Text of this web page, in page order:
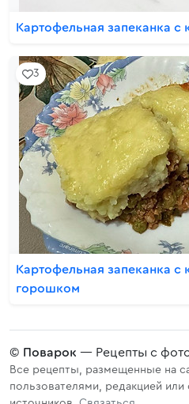
Картофельная запеканка
3
Картофельная запеканка
горошком
© Поварок — Рецепты с
Все рецепты, размещенные на
пользователями, редакцией